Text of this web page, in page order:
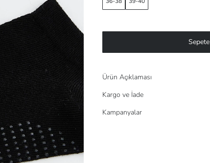
Ürün Açıklaması
Kargo ve İade
Kampanyalar